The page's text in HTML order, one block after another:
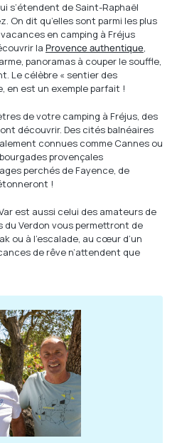
s’étendent de Saint-Raphaël
On dit qu’elles sont parmi les plus
en camping à Fréjus
la Provence authentique,
panoramas à couper le souffle,
Le célèbre « sentier des
en est un exemple parfait !
de votre camping à Fréjus, des
découvrir. Des cités balnéaires
connues comme Cannes ou
provençales
perchés de Fayence, de
!
est aussi celui des amateurs de
du Verdon vous permettront de
ou à l’escalade, au cœur d’un
de rêve n’attendent que